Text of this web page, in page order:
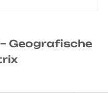
Geografische